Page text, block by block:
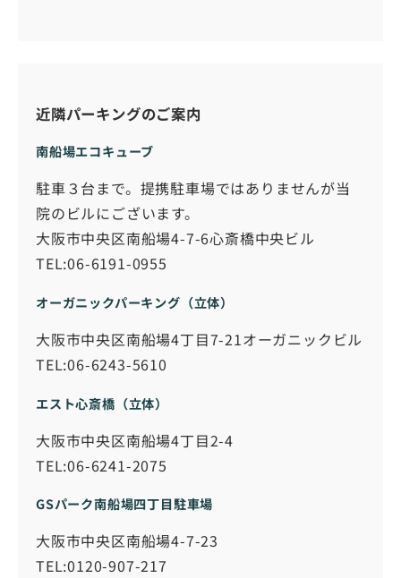
近隣パーキングのご案内
南船場エコキューブ
駐車３台まで。提携駐車場ではありませんが当
院のビルにございます。
大阪市中央区南船場4-7-6心斎橋中央ビル
TEL:06-6191-0955
オーガニックパーキング（立体）
大阪市中央区南船場4丁目7-21オーガニックビル
TEL:06-6243-5610
エスト心斎橋（立体）
大阪市中央区南船場4丁目2-4
TEL:06-6241-2075
GSパーク南船場四丁目駐車場
大阪市中央区南船場4-7-23
TEL:0120-907-217